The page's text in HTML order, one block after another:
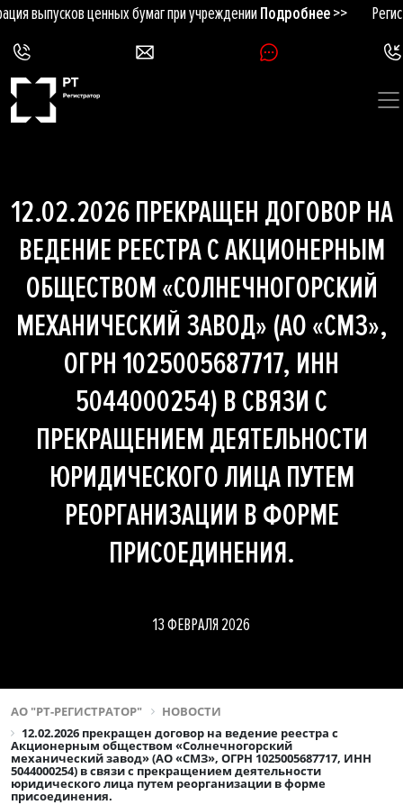
выпусков ценных бумаг при учрежденииПодробнее >>
12.02.2026 ПРЕКРАЩЕН ДОГОВОР НА
ВЕДЕНИЕ РЕЕСТРА С АКЦИОНЕРНЫМ
ОБЩЕСТВОМ «СОЛНЕЧНОГОРСКИЙ
МЕХАНИЧЕСКИЙ ЗАВОД» (АО «СМЗ»,
ОГРН 1025005687717, ИНН
5044000254) В СВЯЗИ С
ПРЕКРАЩЕНИЕМ ДЕЯТЕЛЬНОСТИ
ЮРИДИЧЕСКОГО ЛИЦА ПУТЕМ
РЕОРГАНИЗАЦИИ В ФОРМЕ
ПРИСОЕДИНЕНИЯ.
13 ФЕВРАЛЯ 2026
АО "РТ-РЕГИСТРАТОР"
НОВОСТИ
12.02.2026 прекращен договор на ведение реестра с
Акционерным обществом «Солнечногорский
механический завод» (АО «СМЗ», ОГРН 1025005687717, ИНН
5044000254) в связи с прекращением деятельности
юридического лица путем реорганизации в форме
присоединения.